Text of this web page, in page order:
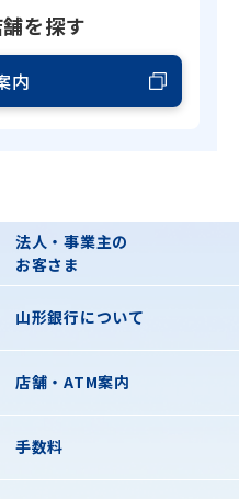
を探す
内
法人・事業主の
お客さま
山形銀行について
店舗・ATM案内
手数料